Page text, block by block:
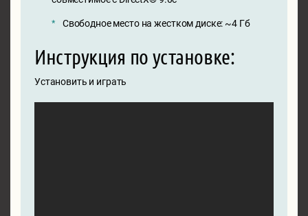
Свободное место на жестком диске: ~4 Гб
Инструкция по установке:
Установить и играть